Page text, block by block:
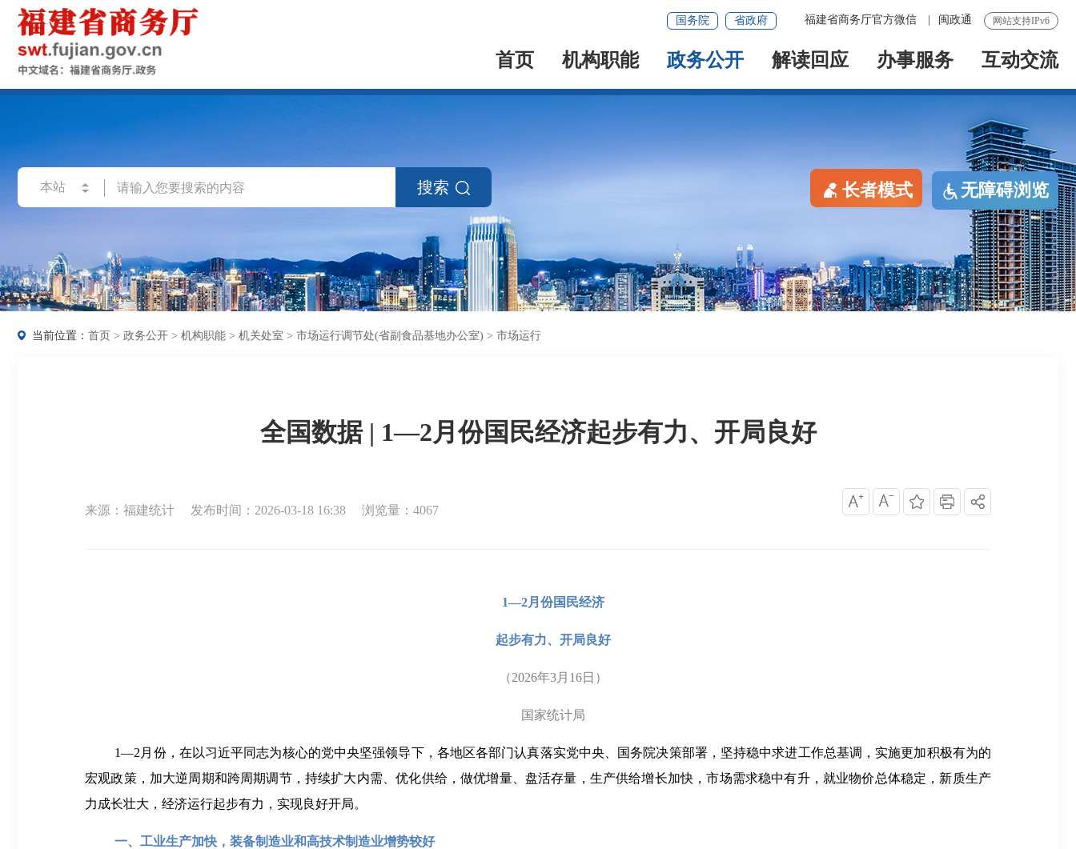
网站支持IPv6
福建省商务厅官方微信 闽政通
国务院 省政府
首页 机构职能 政务公开 解读回应 办事服务 互动交流
搜索 长者模式 无障碍浏览
当前位置： 首页 > 政务公开 > 机构职能 > 机关处室 > 市场运行调节处(省副食品基地办公室) > 市场运行
全国数据 | 1—2月份国民经济起步有力、开局良好
来源：福建统计 发布时间：2026-03-18 16:38 浏览量：4067
1—2月份国民经济
起步有力、开局良好
（2026年3月16日）
国家统计局
1—2月份，在以习近平同志为核心的党中央坚强领导下，各地区各部门认真落实党中央、国务院决策部署，坚持稳中求进工作总基调，实施更加积极有为的
宏观政策，加大逆周期和跨周期调节，持续扩大内需、优化供给，做优增量、盘活存量，生产供给增长加快，市场需求稳中有升，就业物价总体稳定，新质生产
力成长壮大，经济运行起步有力，实现良好开局。
一、工业生产加快，装备制造业和高技术制造业增势较好